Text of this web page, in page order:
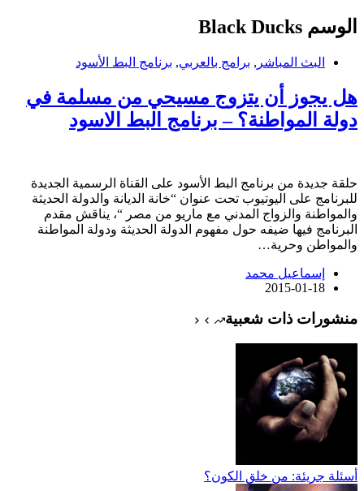
الوسم
البث المباشر , برامج بالعربي, برنامج البط الأسود
هل يجوز أن يتزوج مسيحي من مسلمة في
دولة المواطنة؟ – برنامج البط الاسود
حلقة جديدة من برنامج البط الأسود على القناة الرسمية الجديدة
للبرنامج على اليوتيوب تحت عنوان “خانة الديانة والدولة الحديثة
والمواطنة والزواج المدني مع ماريو من مصر “، يناقش مقدم
البرنامج فيها ضيفه حول مفهوم الدولة الحديثة ودولة المواطنة
والمواطن وحرية…
إسماعيل محمد
2015-01-18
منشورات ذات شعبية
أسئلة جريئة: من خلق الكون؟